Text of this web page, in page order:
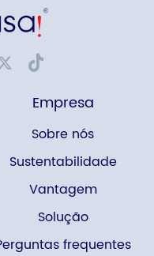
Empresa
Sobre nós
Sustentabilidade
Vantagem
Solução
frequentes